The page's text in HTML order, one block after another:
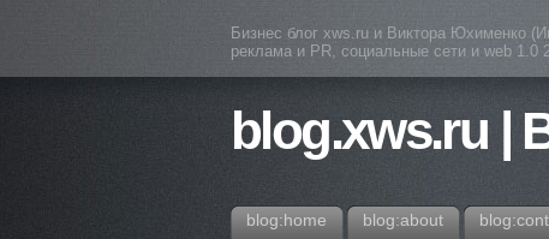
Бизнес блог xws.ru и Виктора Юхименко
реклама и PR, социальные сети и web 1.0
blog.xws.ru |
blog:home blog:about